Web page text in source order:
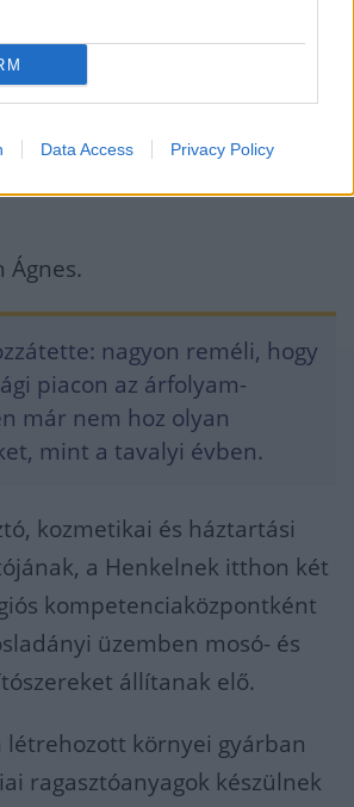
Data Access Privacy Policy
vállalat részei vagyunk, nem kell
Mivel a Henkel hosszútávú
bizonytalanság
Ágnes.
nagyon reméli, hogy
piacon az árfolyam-
már nem hoz olyan
mint a tavalyi évben.
kozmetikai és háztartási
a Henkelnek itthon két
kompetenciaközpontként
üzemben mosó- és
állítanak elő.
létrehozott környei gyárban
ragasztóanyagok készülnek